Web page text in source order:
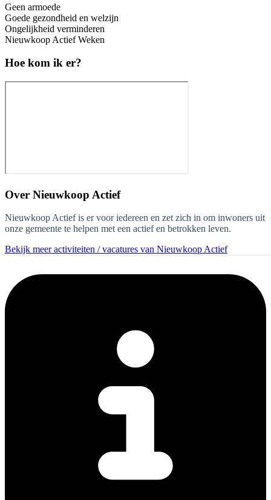
Geen armoede
Goede gezondheid en welzijn
Ongelijkheid verminderen
Nieuwkoop Actief Weken
Hoe kom ik er?
Over Nieuwkoop Actief
Nieuwkoop Actief is er voor iedereen en zet zich in om inwoners uit
onze gemeente te helpen met een actief en betrokken leven.
Bekijk meer activiteiten / vacatures van Nieuwkoop Actief